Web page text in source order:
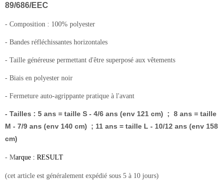
89/686/EEC
- Composition : 100% polyester
- Bandes réfléchissantes horizontales
- Taille généreuse permettant d'être superposé aux vêtements
- Biais en polyester noir
- Fermeture auto-agrippante pratique à l'avant
- Tailles : 5 ans = taille S - 4/6 ans (env 121 cm) ; 8 ans = taille
M - 7/9 ans (env 140 cm) ; 11 ans = taille L - 10/12 ans (env 158
cm)
- Marque : RESULT
(cet article est généralement expédié sous 5 à 10 jours)